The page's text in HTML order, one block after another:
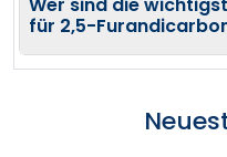
für 2,5-